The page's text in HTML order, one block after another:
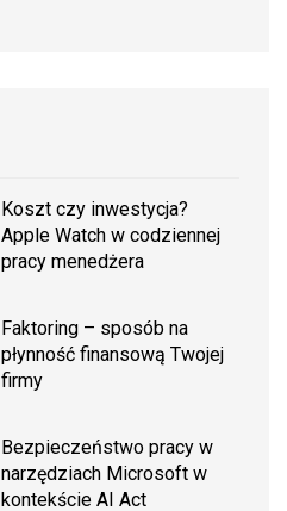
Koszt czy inwestycja?
Apple Watch w codziennej
pracy menedżera
Faktoring – sposób na
płynność finansową Twojej
firmy
Bezpieczeństwo pracy w
narzędziach Microsoft w
kontekście AI Act